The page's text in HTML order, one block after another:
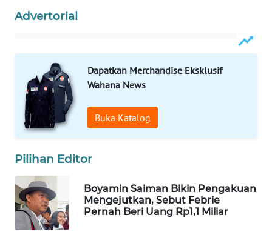
Advertorial
Dapatkan Merchandise Eksklusif
Wahana News
Buka Katalog
Pilihan Editor
Boyamin Saiman Bikin Pengakuan
Mengejutkan, Sebut Febrie
Pernah Beri Uang Rp1,1 Miliar
WAHANA
PERSONA
WAHANA
OTOMOTIF
WAHANA
HEALTH
WAHANA
DESA